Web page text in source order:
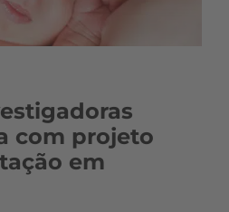
com projeto
em